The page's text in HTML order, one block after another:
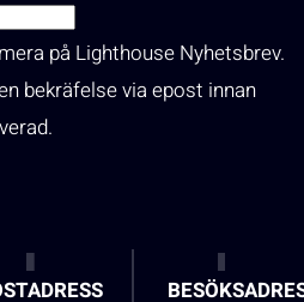
på Lighthouse Nyhetsbrev.
bekräfelse via epost innan